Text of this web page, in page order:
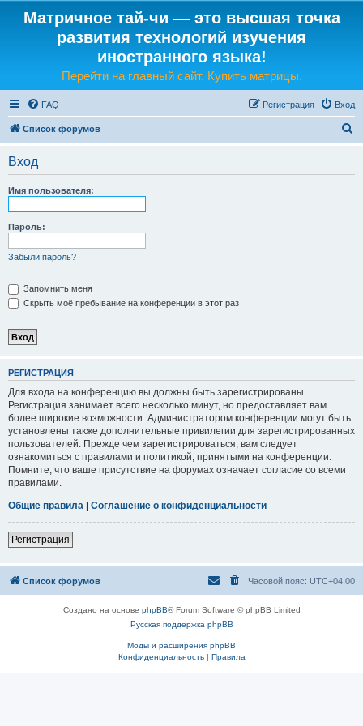
Матричное тай-чи — это высшая точка
развития технологий изучения
иностранного языка!
Перейти на главный сайт. Купить матрицы.
FAQ Вход
Регистрация
Список форумов
Вход
Имя пользователя:
Пароль:
Забыли пароль?
Запомнить меня
Скрыть моё пребывание на конференции в этот раз
РЕГИСТРАЦИЯ
Для входа на конференцию вы должны быть зарегистрированы.
Регистрация занимает всего несколько минут, но предоставляет вам
более широкие возможности. Администратором конференции могут быть
установлены также дополнительные привилегии для зарегистрированных
пользователей. Прежде чем зарегистрироваться, вам следует
ознакомиться с правилами и политикой, принятыми на конференции.
Помните, что ваше присутствие на форумах означает согласие со всеми
правилами.
Общие правила | Соглашение о конфиденциальности
Регистрация
Список форумов Часовой пояс: UTC+04:00
Создано на основе phpBB® Forum Software © phpBB Limited
Русская поддержка phpBB
Моды и расширения phpBB
Конфиденциальность| Правила